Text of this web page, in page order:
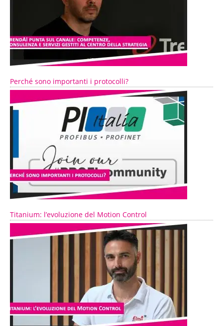
Perché sono importanti i protocolli?
Titanium: l’evoluzione del Motion Control